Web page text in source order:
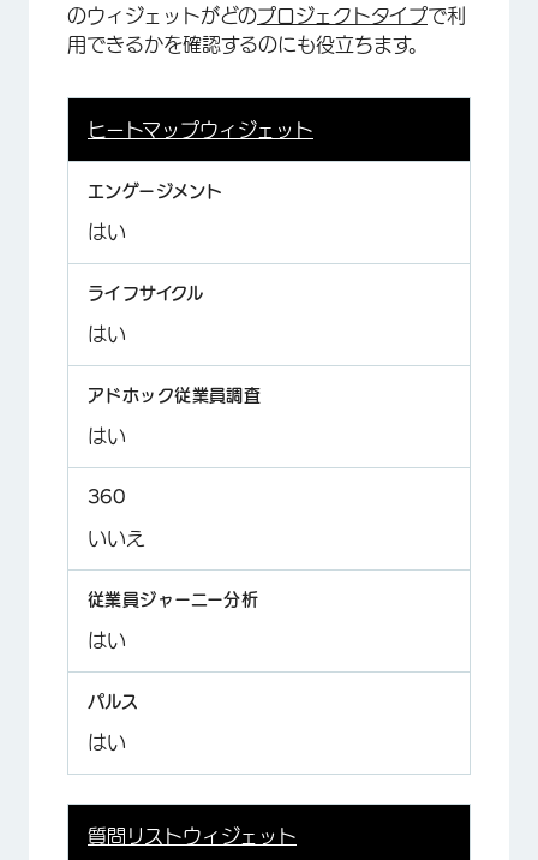
×
のウィジェットがどのプロジェクトタイプで利
用できるかを確認するのにも役立ちます。
ヒートマップウィジェット
はい
はい
はい
いいえ
はい
はい
質問リストウィジェット